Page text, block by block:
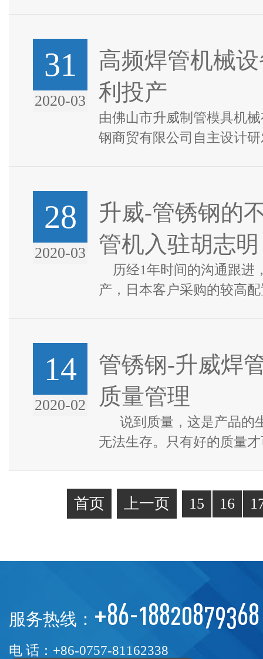
31
2020-03
高频焊管机械
利投产
由佛山市升威制管模具机
钢商贸有限公司自主设计
28
2020-03
升威-管锈钢的
管机入驻胡志明
历经1年时间的沟通跟进
产，日本客户采购的较高
14
2020-02
管锈钢-升威焊
质量管理
说到质量，这是产品的
无法生存。只有好的质量
首页 上一页 15 16
服务热线： +86-18820879368
电 话：+86-0757-81162338